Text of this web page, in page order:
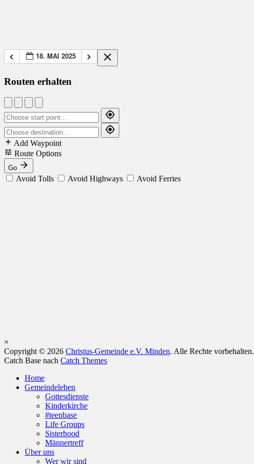
18. MAI 2025
Routen erhalten
Add Waypoint
Route Options
Go
Avoid Tolls Avoid Highways Avoid Ferries
×
Copyright © 2026 Christus-Gemeinde e.V. Minden. Alle Rechte vorbehalten.
Catch Base nach Catch Themes
oben
scrollen
Home
Gemeindeleben
Gottesdienste
Kinderkirche
#teenbase
Life Groups
Sisterhood
Männertreff
Über uns
Wer wir sind